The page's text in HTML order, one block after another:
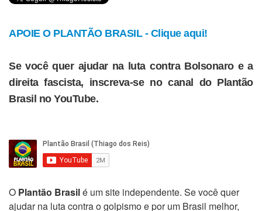
APOIE O PLANTÃO BRASIL - Clique aqui!
Se você quer ajudar na luta contra Bolsonaro e a
direita fascista, inscreva-se no canal do Plantão
Brasil no YouTube.
O Plantão Brasilé um site independente. Se você quer
ajudar na luta contra o golpismo e por um Brasil melhor,